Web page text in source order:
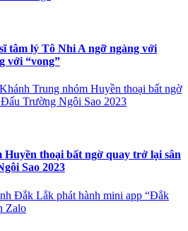
tâm lý Tô Nhi A ngỡ ngàng với
với “vong”
Khánh Trung nhóm Huyền thoại bất ngờ
Trường Ngôi Sao 2023
thoại bất ngờ quay trở lại sân
Sao 2023
Đắk Lắk phát hành mini app “Đắk
Zalo